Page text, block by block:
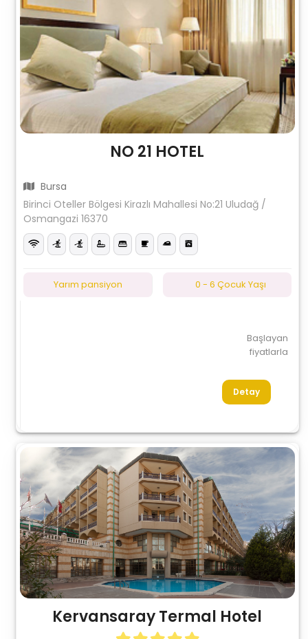
NO 21 HOTEL
Bursa
Birinci Oteller Bölgesi Kirazlı Mahallesi No:21 Uludağ /
Osmangazi 16370
Yarım pansiyon 0 - 6 Çocuk Yaşı
Başlayan
fiyatlarla
Detay
Kervansaray Termal Hotel